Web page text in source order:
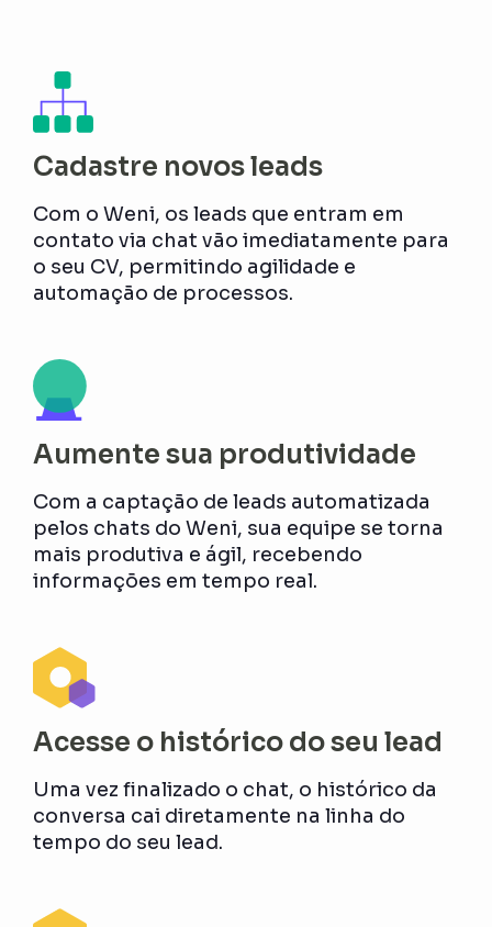
Cadastre novos leads
Com o Weni, os leads que entram em
contato via chat vão imediatamente para
o seu CV, permitindo agilidade e
automação de processos.
Aumente sua produtividade
Com a captação de leads automatizada
pelos chats do Weni, sua equipe se torna
mais produtiva e ágil, recebendo
informações em tempo real.
Acesse o histórico do seu lead
Uma vez finalizado o chat, o histórico da
conversa cai diretamente na linha do
tempo do seu lead.